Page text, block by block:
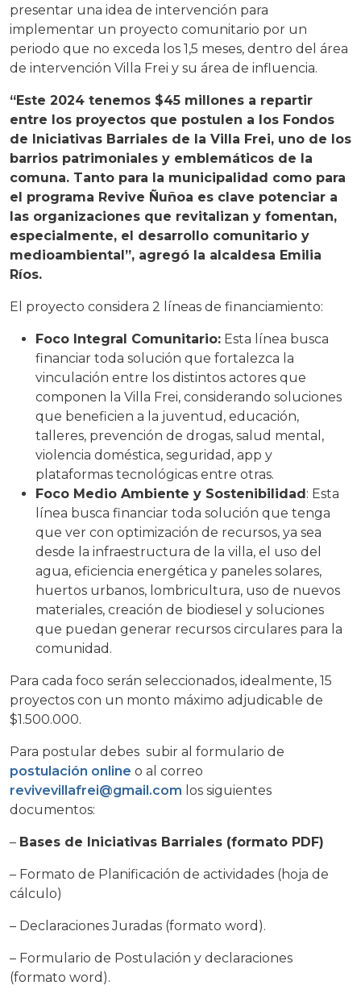
presentar una idea de intervención para
implementar un proyecto comunitario por un
periodo que no exceda los 1,5 meses, dentro del área
de intervención Villa Frei y su área de influencia.
“Este 2024 tenemos $45 millones a repartir
entre los proyectos que postulen a los Fondos
de Iniciativas Barriales de la Villa Frei, uno de los
barrios patrimoniales y emblemáticos de la
comuna. Tanto para la municipalidad como para
el programa Revive Ñuñoa es clave potenciar a
las organizaciones que revitalizan y fomentan,
especialmente, el desarrollo comunitario y
medioambiental”, agregó la alcaldesa Emilia
Ríos.
El proyecto considera 2 líneas de financiamiento:
Foco Integral Comunitario: Esta línea busca
financiar toda solución que fortalezca la
vinculación entre los distintos actores que
componen la Villa Frei, considerando soluciones
que beneficien a la juventud, educación,
talleres, prevención de drogas, salud mental,
violencia doméstica, seguridad, app y
plataformas tecnológicas entre otras.
Foco Medio Ambiente y Sostenibilidad: Esta
línea busca financiar toda solución que tenga
que ver con optimización de recursos, ya sea
desde la infraestructura de la villa, el uso del
agua, eficiencia energética y paneles solares,
huertos urbanos, lombricultura, uso de nuevos
materiales, creación de biodiesel y soluciones
que puedan generar recursos circulares para la
comunidad.
Para cada foco serán seleccionados, idealmente, 15
proyectos con un monto máximo adjudicable de
$1.500.000.
Para postular debes subir al formulario de
postulación online o al correo
revivevillafrei@gmail.com los siguientes
documentos:
– Bases de Iniciativas Barriales (formato PDF)
– Formato de Planificación de actividades (hoja de
cálculo)
– Declaraciones Juradas (formato word).
– Formulario de Postulación y declaraciones
(formato word).